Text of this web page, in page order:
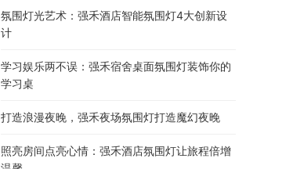
氛围灯光艺术：强禾酒店智能氛围灯4大创新设
计
学习娱乐两不误：强禾宿舍桌面氛围灯装饰你的
学习桌
打造浪漫夜晚，强禾夜场氛围灯打造魔幻夜晚
照亮房间点亮心情：强禾酒店氛围灯让旅程倍增